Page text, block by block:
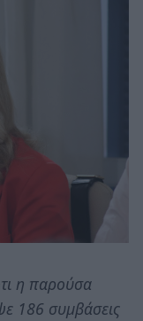
η παρούσα
186 συμβάσεις